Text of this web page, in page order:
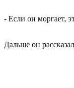
- Если он моргает,
Дальше он